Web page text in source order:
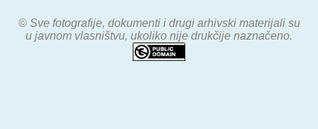
© Sve fotografije, dokumenti i drugi arhivski materijali su
u javnom vlasništvu, ukoliko nije drukčije naznačeno.